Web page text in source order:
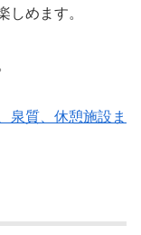
めます。
泉質、休憩施設ま